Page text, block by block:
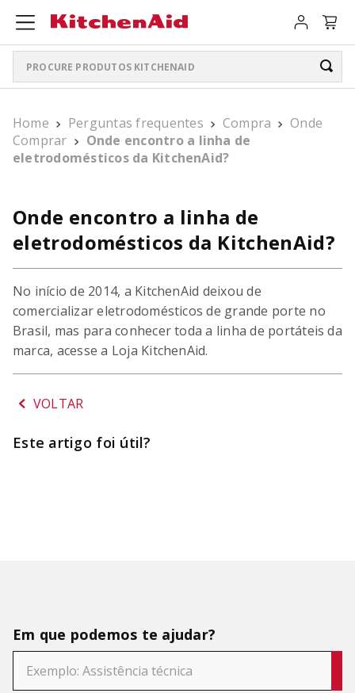
Procure produtos KitchenAid
1º ARTISAN PLUS
BOWL LIFT
5º PURE POWER PERSONAL JAR
6º K400
7º LIQUIDIFICADOR
SORVETEIRA
9 º MIXER
Home Perguntas frequentes Compra
Onde
Comprar
Onde encontro a linha de
eletrodomésticos da KitchenAid?
Onde encontro a linha de
eletrodomésticos da KitchenAid?
No início de 2014, a KitchenAid deixou de
comercializar eletrodomésticos de grande porte no
Brasil, mas para conhecer toda a linha de portáteis da
marca, acesse a Loja KitchenAid.
VOLTAR
Este artigo foi útil?
Em que podemos te ajudar?